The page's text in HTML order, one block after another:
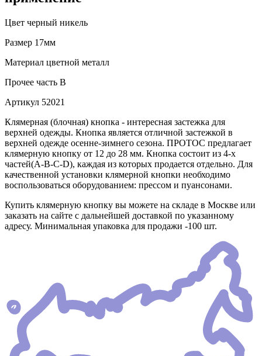
Цвет черный никель
Размер 17мм
Материал цветной металл
Прочее часть B
Артикул 52021
Клямерная (блочная) кнопка - интересная застежка для
верхней одежды. Кнопка является отличной застежкой в
верхней одежде осенне-зимнего сезона. ПРОТОС предлагает
клямерную кнопку от 12 до 28 мм. Кнопка состоит из 4-х
частей(А-В-С-D), каждая из которых продается отдельно. Для
качественной установки клямерной кнопки необходимо
воспользоваться оборудованием: прессом и пуансонами.
Купить клямерную кнопку вы можете на складе в Москве или
заказать на сайте с дальнейшей доставкой по указанному
адресу. Минимальная упаковка для продажи -100 шт.